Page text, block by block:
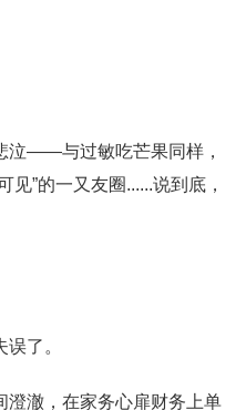
泣——与过敏吃芒果同样，
见”的一又友圈......说到底，
了。
澄澈，在家务心扉财务上单